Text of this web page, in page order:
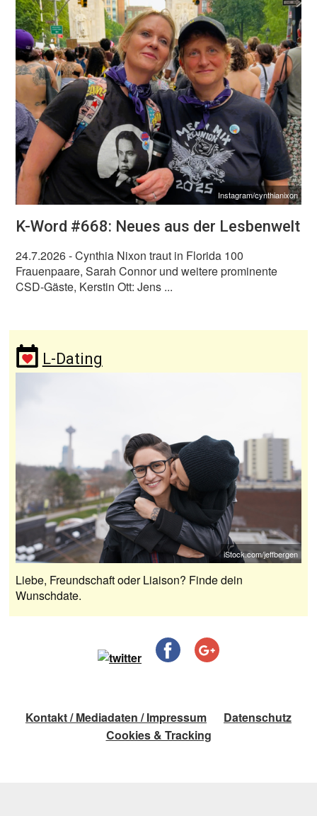
Instagram/cynthianixon
K-Word #668: Neues aus der Lesbenwelt
24.7.2026- Cynthia Nixon traut in Florida 100
Frauenpaare, Sarah Connor und weitere prominente
CSD-Gäste, Kerstin Ott: Jens ...
L-Dating
iStock.com/jeffbergen
Liebe, Freundschaft oder Liaison? Finde dein
Wunschdate.
Kontakt / Mediadaten / Impressum
Datenschutz
Cookies & Tracking